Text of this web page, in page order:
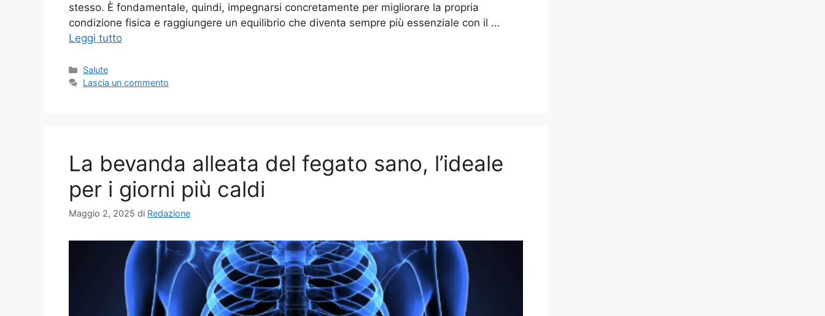
stesso. È fondamentale, quindi, impegnarsi concretamente per migliorare la propria
condizione fisica e raggiungere un equilibrio che diventa sempre più essenziale con il …
Leggi tutto
Categorie
Salute
Lascia un commento
La bevanda alleata del fegato sano, l’ideale
per i giorni più caldi
Maggio 2, 2025 di Redazione